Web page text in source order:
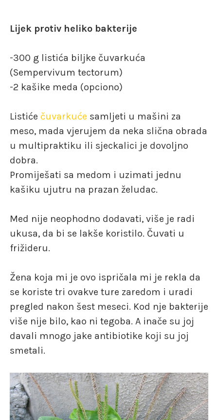
Lijek protiv heliko bakterije
-300 g listića biljke čuvarkuća
(Sempervivum tectorum)
-2 kašike meda (opciono)
Listiće čuvarkuće samljeti u mašini za
meso, mada vjerujem da neka slična obrada
u multipraktiku ili sjeckalici je dovoljno
dobra.
Promiješati sa medom i uzimati jednu
kašiku ujutru na prazan želudac.
Med nije neophodno dodavati, više je radi
ukusa, da bi se lakše koristilo. Čuvati u
frižideru.
Žena koja mi je ovo ispričala mi je rekla da
se koriste tri ovakve ture zaredom i uradi
pregled nakon šest meseci. Kod nje bakterije
više nije bilo, kao ni tegoba. A inače su joj
davali mnogo jake antibiotike koji su joj
smetali.